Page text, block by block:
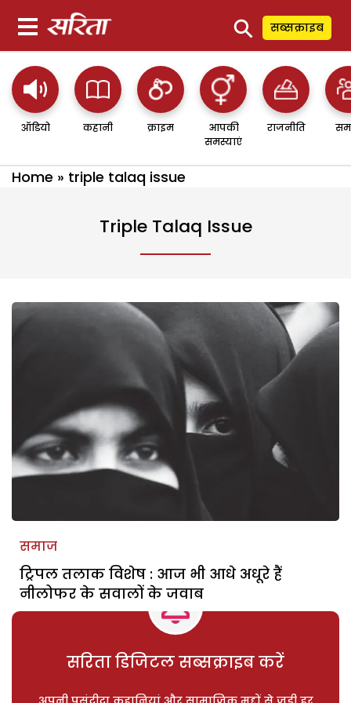
⚲ सब्सक्राइब
ऑडियो कहानी क्राइम
आपकी
समस्याएं
राजनीति
Home » triple talaq issue
Triple Talaq Issue
समाज
ट्रिपल तलाक विशेष : आज भी आधे अधूरे हैं
नीलोफर के सवालों के जवाब
सरिता डिजिटल सब्सक्राइब करें